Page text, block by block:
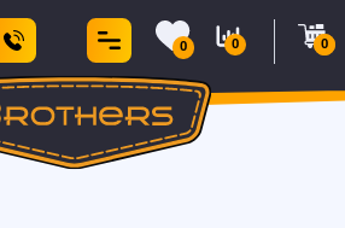
0 0 0